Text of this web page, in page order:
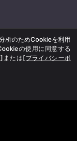
析のためCookieを利用
の使用に同意する
または[プライバシーポ